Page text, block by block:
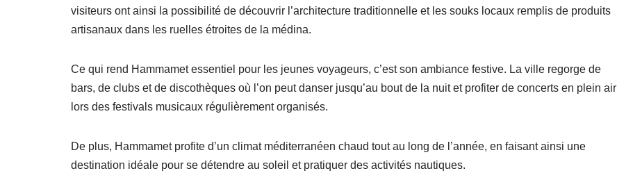
visiteurs ont ainsi la possibilité de découvrir l’architecture traditionnelle et les souks locaux remplis de produits
artisanaux dans les ruelles étroites de la médina.
Ce qui rend Hammamet essentiel pour les jeunes voyageurs, c’est son ambiance festive. La ville regorge de
bars, de clubs et de discothèques où l’on peut danser jusqu’au bout de la nuit et profiter de concerts en plein air
lors des festivals musicaux régulièrement organisés.
De plus, Hammamet profite d’un climat méditerranéen chaud tout au long de l’année, en faisant ainsi une
destination idéale pour se détendre au soleil et pratiquer des activités nautiques.